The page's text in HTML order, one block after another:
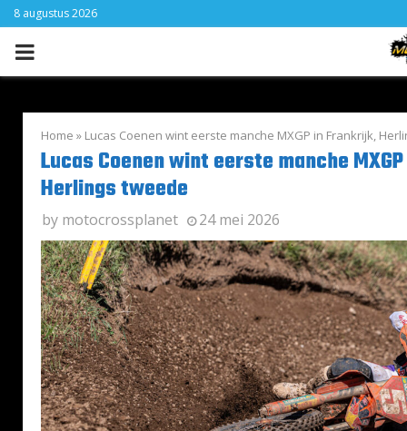
8 augustus 2026
PRIMARY
Home » Lucas Coenen wint eerste manche MXGP in Frankrijk,
Lucas Coenen wint eerste manche
Herlings tweede
by motocrossplanet 24 mei 2026